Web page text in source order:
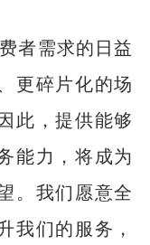
者需求的日益
更碎片化的场
此，提供能够
能力，将成为
。我们愿意全
我们的服务，